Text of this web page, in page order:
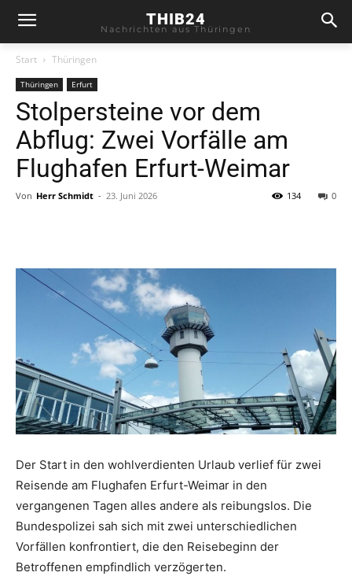
THIB24
Nachrichten aus Thüringen
Start Thüringen
Thüringen Erfurt
Stolpersteine vor dem
Abflug: Zwei Vorfälle am
Flughafen Erfurt-Weimar
Von Herr Schmidt - 23. Juni 2026 0
134
Der Start in den wohlverdienten Urlaub verlief für zwei
Reisende am Flughafen Erfurt-Weimar in den
vergangenen Tagen alles andere als reibungslos. Die
Bundespolizei sah sich mit zwei unterschiedlichen
Vorfällen konfrontiert, die den Reisebeginn der
Betroffenen empfindlich verzögerten.